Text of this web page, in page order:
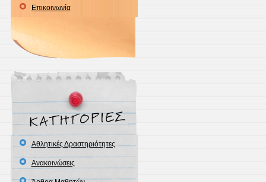
Επικοινωνία
Αθλητικές Δραστηριότητες
Ανακοινώσεις